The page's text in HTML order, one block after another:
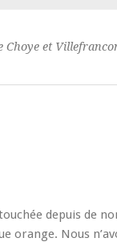
Choye et
depuis de
orange. Nous